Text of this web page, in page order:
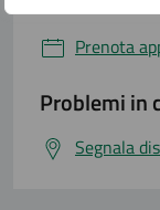
Prenota
Problemi in
Segnala